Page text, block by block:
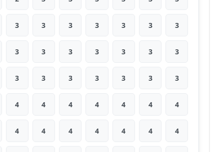
3 3 3 3 3 3 3
3 3 3 3 3 3 3
3 3 3 3 3 3 3
4 4 4 4 4 4 4
4 4 4 4 4 4 4